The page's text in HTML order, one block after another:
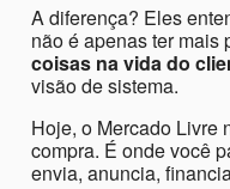
A diferença? Eles
não é apenas ter mais
coisas na vida do
visão de sistema.
Hoje, o Mercado Livre
compra. É onde você
envia, anuncia,